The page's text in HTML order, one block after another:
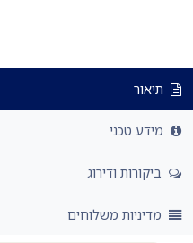
תיאור
מידע טכני
ביקורות ודירוג
מדיניות משלוחים